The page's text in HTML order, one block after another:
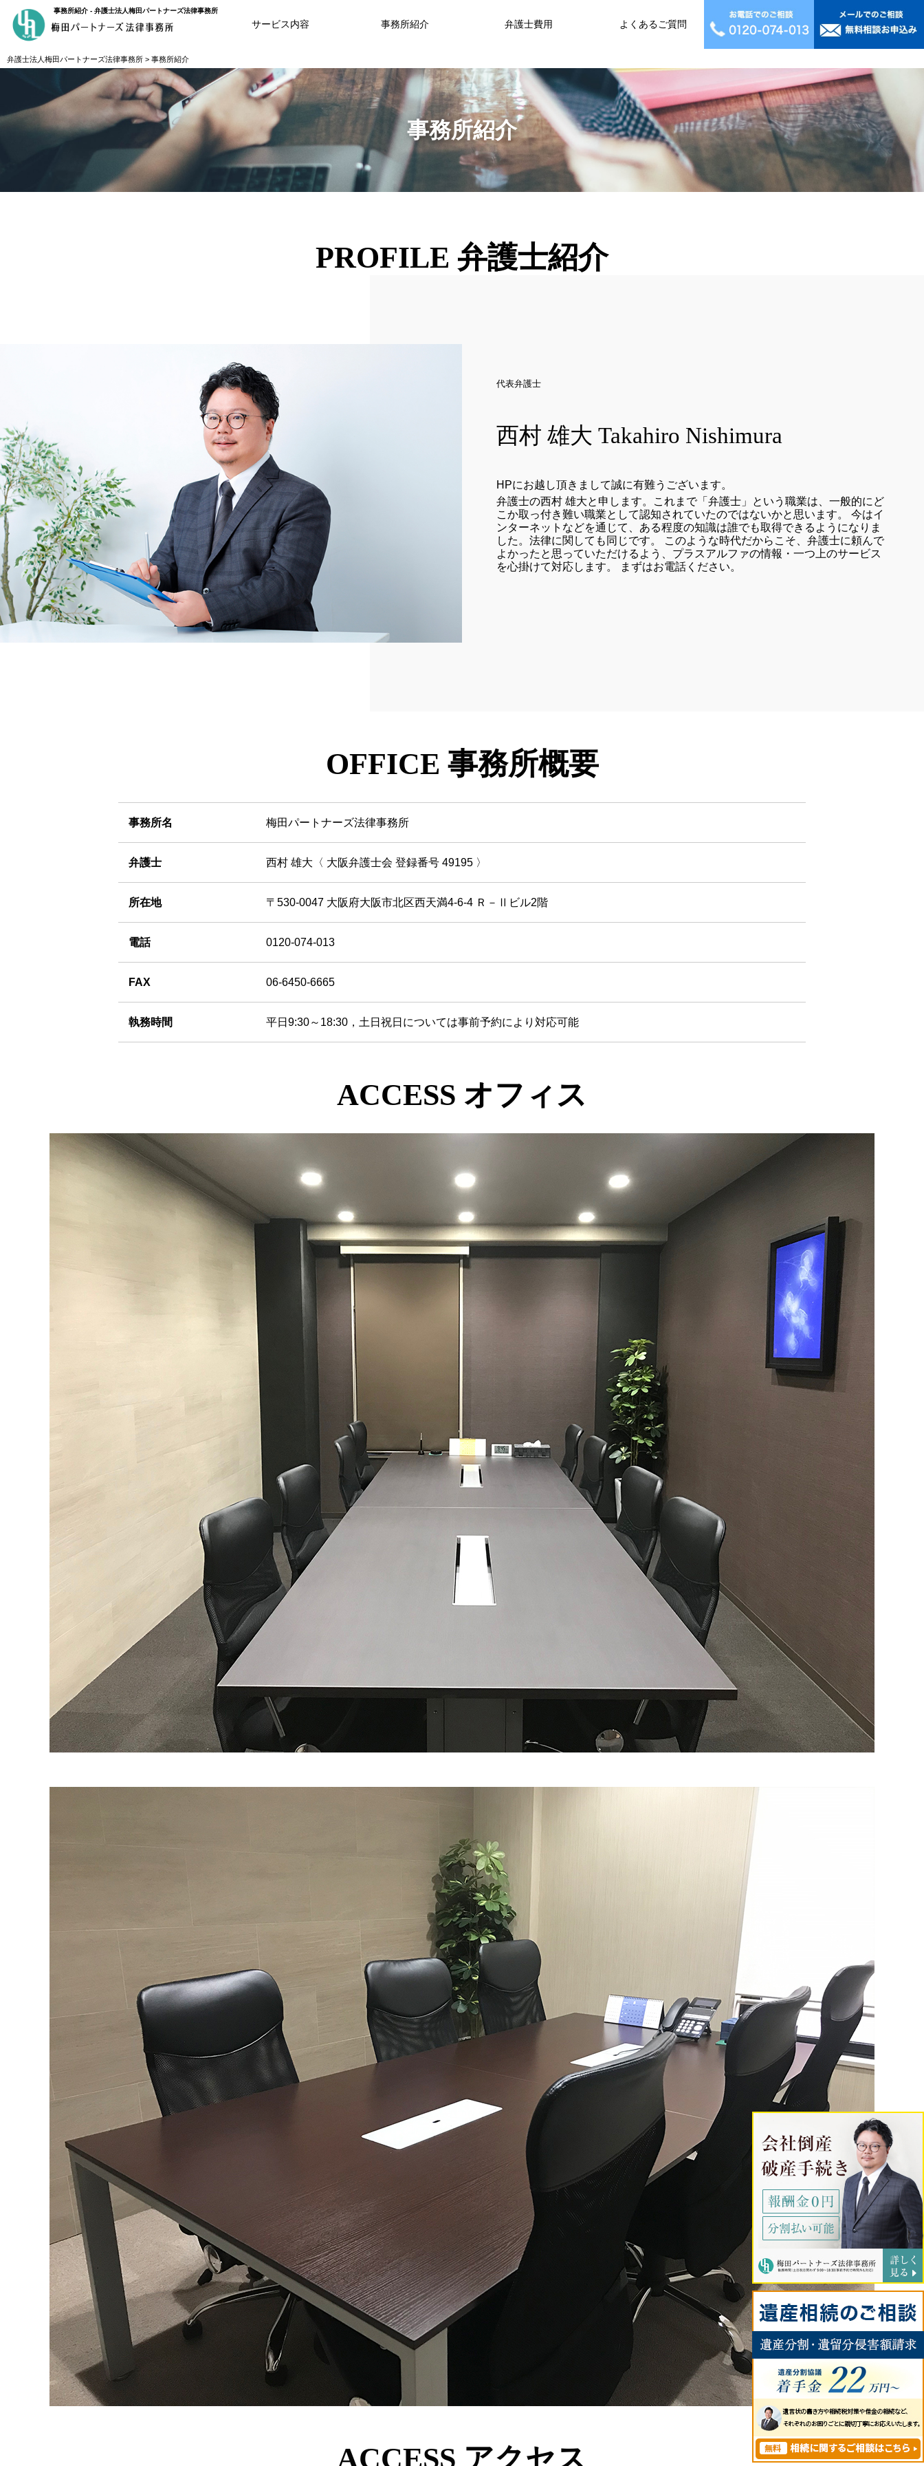
事務所紹介 - 弁護士法人梅田パートナーズ法律事務所
サービス内容 事務所紹介 弁護士費用 よくあるご質問
弁護士法人梅田パートナーズ法律事務所 > 事務所紹介
事務所紹介
PROFILE 弁護士紹介
代表弁護士
西村 雄大 Takahiro Nishimura
HPにお越し頂きまして誠に有難うございます。
弁護士の西村 雄大と申します。これまで「弁護士」という職業は、一般的にど
こか取っ付き難い職業として認知されていたのではないかと思います。 今はイ
ンターネットなどを通じて、ある程度の知識は誰でも取得できるようになりま
した。法律に関しても同じです。 このような時代だからこそ、弁護士に頼んで
よかったと思っていただけるよう、プラスアルファの情報・一つ上のサービス
を心掛けて対応します。 まずはお電話ください。
OFFICE 事務所概要
事務所名 梅田パートナーズ法律事務所
弁護士 西村 雄大〈 大阪弁護士会 登録番号 49195 〉
所在地 〒530-0047 大阪府大阪市北区西天満4-6-4 Ｒ－Ⅱビル2階
電話 0120-074-013
FAX 06-6450-6665
執務時間 平日9:30～18:30，土日祝日については事前予約により対応可能
ACCESS オフィス
ACCESS アクセス